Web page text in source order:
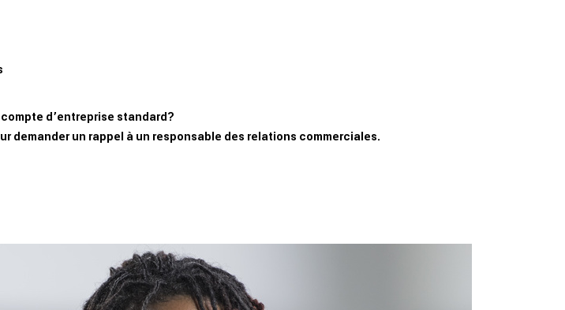
d’entreprise standard?
demander un rappel à un responsable des relations commerciales.